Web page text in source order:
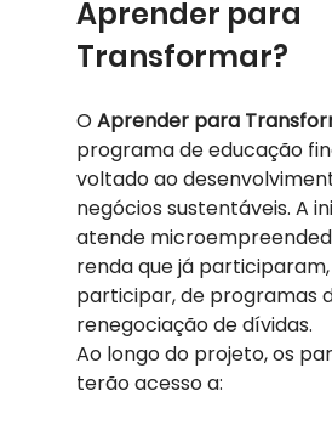
Aprender para
Transformar?
O Aprender para
programa de educação
voltado ao
negócios sustentáveis. A
atende
renda que já
participar, de programas
renegociação de dívidas.
Ao longo do projeto, os
terão acesso a: